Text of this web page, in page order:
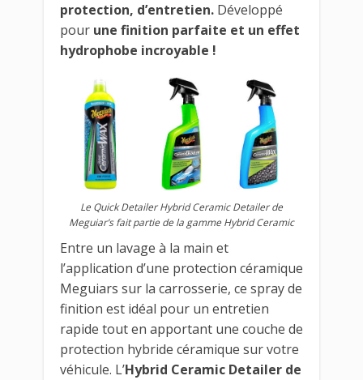
protection, d’entretien. Développé
pour une finition parfaite et un effet
hydrophobe incroyable !
Le Quick Detailer Hybrid Ceramic Detailer de
Meguiar’s fait partie de la gamme Hybrid Ceramic
Entre un lavage à la main et
l’application d’une protection céramique
Meguiars sur la carrosserie, ce spray de
finition est idéal pour un entretien
rapide tout en apportant une couche de
protection hybride céramique sur votre
véhicule. L’Hybrid Ceramic Detailer de